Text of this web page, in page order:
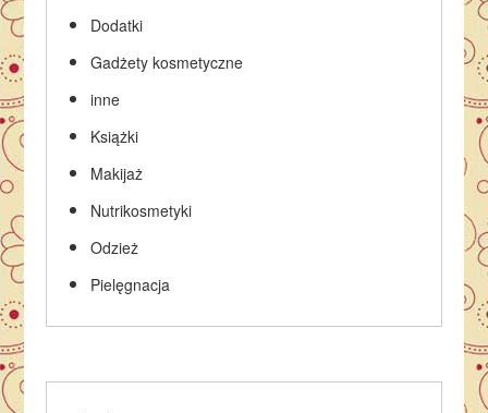
Dodatki
Gadżety kosmetyczne
inne
Książki
Makijaż
Nutrikosmetyki
Odzież
Pielęgnacja